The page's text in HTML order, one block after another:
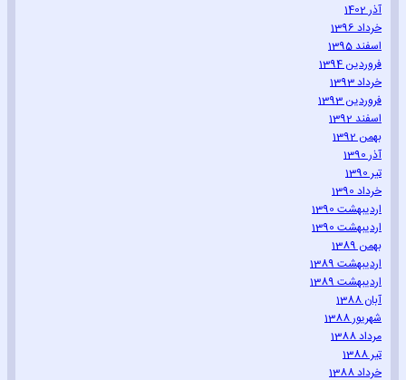
آذر 1402
خرداد 1396
اسفند 1395
فروردین 1394
خرداد 1393
فروردین 1393
اسفند 1392
بهمن 1392
آذر 1390
تیر 1390
خرداد 1390
اردیبهشت 1390
اردیبهشت 1390
بهمن 1389
اردیبهشت 1389
اردیبهشت 1389
آبان 1388
شهریور 1388
مرداد 1388
تیر 1388
خرداد 1388